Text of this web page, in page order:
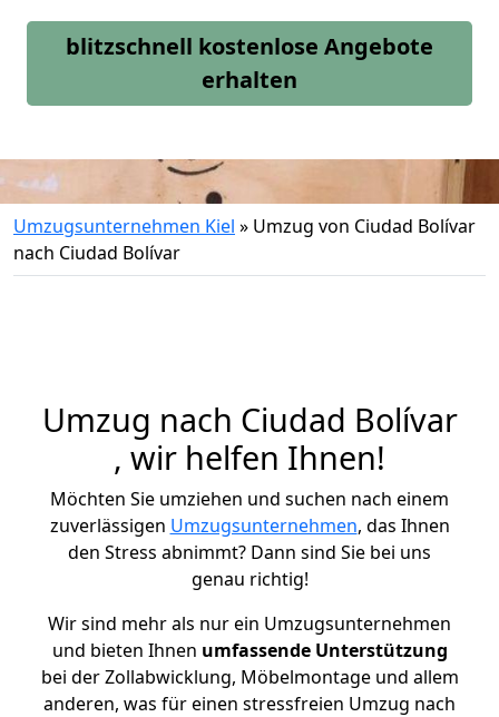
blitzschnell kostenlose Angebote
erhalten
Umzugsunternehmen Kiel » Umzug von Ciudad Bolívar
nach Ciudad Bolívar
Umzug nach Ciudad Bolívar
, wir helfen Ihnen!
Möchten Sie umziehen und suchen nach einem
zuverlässigen Umzugsunternehmen, das Ihnen
den Stress abnimmt? Dann sind Sie bei uns
genau richtig!
Wir sind mehr als nur ein Umzugsunternehmen
und bieten Ihnen umfassende Unterstützung
bei der Zollabwicklung, Möbelmontage und allem
anderen, was für einen stressfreien Umzug nach